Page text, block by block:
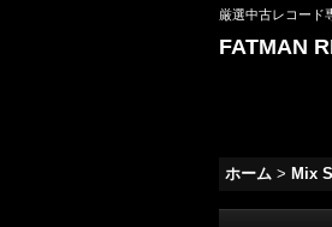
厳選中古レコード
FATMAN
ホーム > Mix